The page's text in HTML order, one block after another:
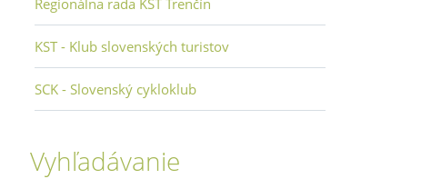
KST - Klub slovenských turistov
SCK - Slovenský cykloklub
Vyhľadávanie